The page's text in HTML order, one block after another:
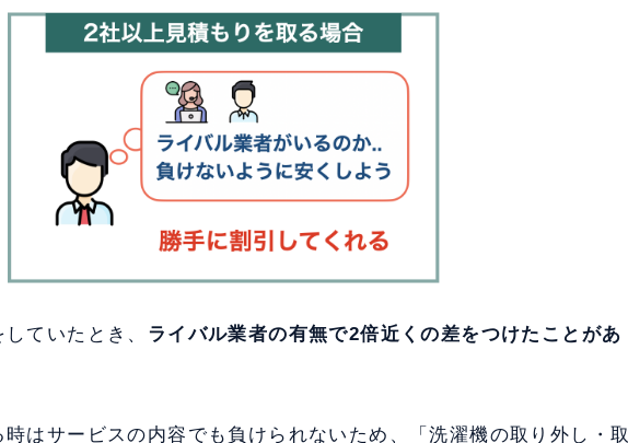
ていたとき、 ライバル業者の有無で2倍近くの差をつけたことがあ
時はサービスの内容でも負けられないため、「洗濯機の取り外し・取